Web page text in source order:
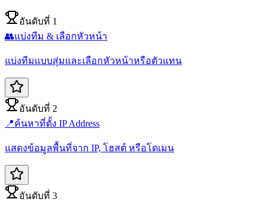
อันดับที่ 1
👥แบ่งทีม & เลือกหัวหน้า
แบ่งทีมแบบสุ่มและเลือกหัวหน้าหรือตัวแทน
อันดับที่ 2
📍ค้นหาที่ตั้ง IP Address
แสดงข้อมูลพื้นที่จาก IP, โฮสต์ หรือโดเมน
อันดับที่ 3